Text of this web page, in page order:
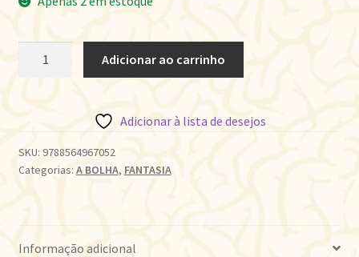
Adicionar ao carrinho
Adicionar à lista de desejos
SKU: 9788564967052
Categorias: A BOLHA, FANTASIA
Informação adicional